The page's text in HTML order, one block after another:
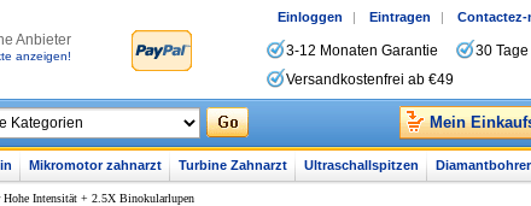
Anbieter
anzeigen!
Einloggen | Eintragen | Contactez-
3-12 Monaten Garantie
30
Versandkostenfrei ab €49
Mein
Mikromotor zahnarzt Turbine Zahnarzt Ultraschallspitzen Diamantbohrer
Intensität + 2.5X Binokularlupen